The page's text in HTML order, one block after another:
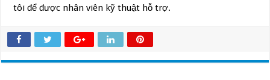
tôi để được nhân viên kỹ thuật hỗ trợ.